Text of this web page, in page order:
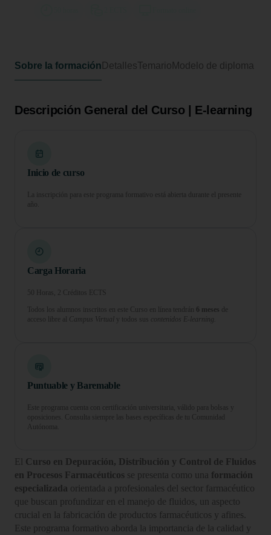
Sobre la formación DetallesTemario Modelo de diploma
Descripción General del Curso | E-learning
Inicio de curso
La inscripción para este programa formativo está abierta durante el presente
año.
Carga Horaria
50 Horas, 2 Créditos ECTS
Todos los alumnos inscritos en este Curso en línea tendrán 6 meses de
acceso libre al Campus Virtual y todos sus contenidos E-learning.
Puntuable y Baremable
Este programa cuenta con certificación universitaria, válido para bolsas y
oposiciones. Consulta siempre las bases específicas de tu Comunidad
Autónoma.
El Curso en Depuración, Distribución y Control de Fluidos
en Procesos Farmacéuticos se presenta como una formación
especializada orientada a profesionales del sector farmacéutico
que buscan profundizar en el manejo de fluidos, un aspecto
crucial en la fabricación de productos farmacéuticos y afines.
Este programa formativo aborda la importancia de la calidad y